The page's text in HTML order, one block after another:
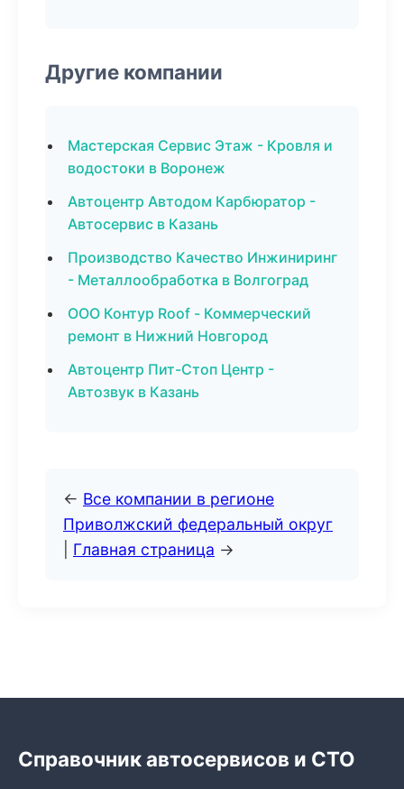
Другие компании
Мастерская Сервис Этаж - Кровля и
водостоки в Воронеж
Автоцентр Автодом Карбюратор -
Автосервис в Казань
Производство Качество Инжиниринг
- Металлообработка в Волгоград
ООО Контур Roof - Коммерческий
ремонт в Нижний Новгород
Автоцентр Пит-Стоп Центр -
Автозвук в Казань
← Все компании в регионе
Приволжский федеральный округ
Главная страница →
Справочник автосервисов и СТО